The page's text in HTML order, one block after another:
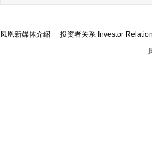
凤凰新媒体介绍 投资者关系 Investor